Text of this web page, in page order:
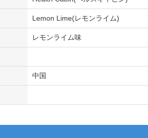
Lemon Lime(レモンライム)
レモンライム味
中国